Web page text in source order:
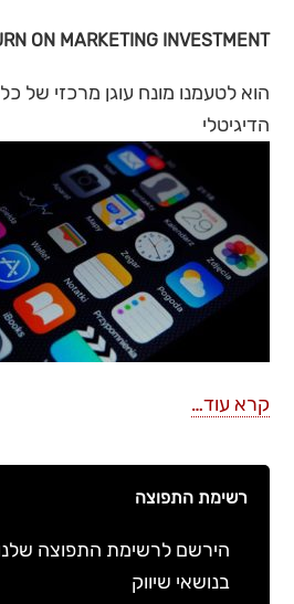
ON MARKETING INVESTMENT
הוא לטעמנו מונח עוגן מרכזי של
הדיגיטלי
קרא עוד…
רשימת התפוצה
הירשם לרשימת התפוצה
בנושאי שיווק